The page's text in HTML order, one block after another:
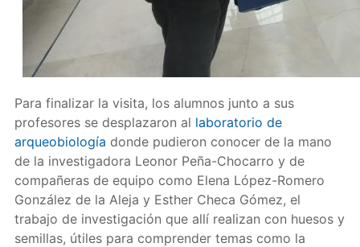
Para finalizar la visita, los alumnos junto a sus
profesores se desplazaron al laboratorio de
arqueobiología donde pudieron conocer de la mano
de la investigadora Leonor Peña-Chocarro y de
compañeras de equipo como Elena López-Romero
González de la Aleja y Esther Checa Gómez, el
trabajo de investigación que allí realizan con huesos y
semillas, útiles para comprender temas como la